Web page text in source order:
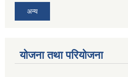
अन्य
योजना तथा परियोजना